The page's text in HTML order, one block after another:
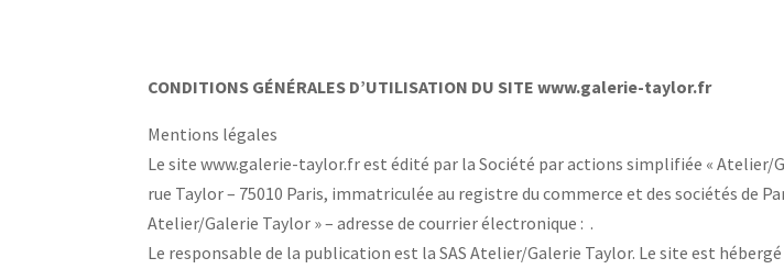
CONDITIONS GÉNÉRALES D’UTILISATION DU SITE www.galerie-taylor.fr
Mentions légales
Le site www.galerie-taylor.fr est édité par la Société par actions simplifiée « Atelier/
rue Taylor – 75010 Paris, immatriculée au registre du commerce et des sociétés de
Atelier/Galerie Taylor » – adresse de courrier électronique : .
Le responsable de la publication est la SAS Atelier/Galerie Taylor. Le site est